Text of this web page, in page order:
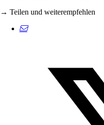
→ Teilen und weiterempfehlen